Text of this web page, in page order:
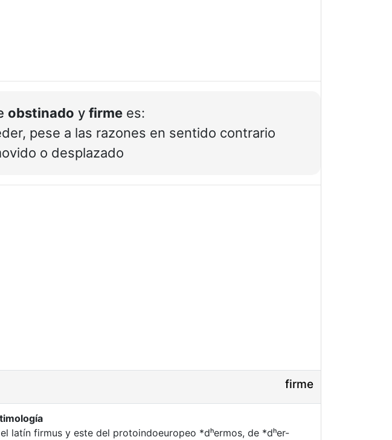
obstinado y firme es:
pese a las razones en sentido contrario
o desplazado
firme
latín firmus y este del protoindoeuropeo *dʰermos, de *dʰer-